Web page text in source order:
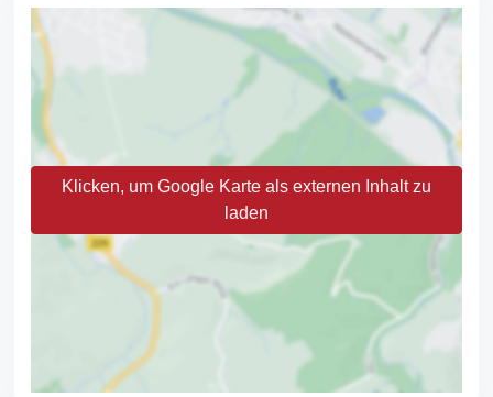
Klicken, um Google Karte als externen Inhalt zu
laden